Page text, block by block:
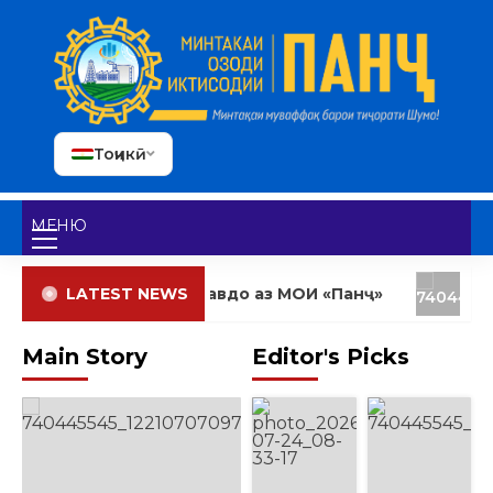
Тоҷикӣ
МЕНЮ
LATEST NEWS
иқтисод ва савдо аз МОИ «Панҷ»
Main Story
Хабарҳо
Editor's Picks